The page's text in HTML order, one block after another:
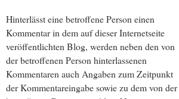
Hinterlässt eine betroffene Person einen
Kommentar in dem auf dieser Internetseite
veröffentlichten Blog, werden neben den von
der betroffenen Person hinterlassenen
Kommentaren auch Angaben zum Zeitpunkt
der Kommentareingabe sowie zu dem von der